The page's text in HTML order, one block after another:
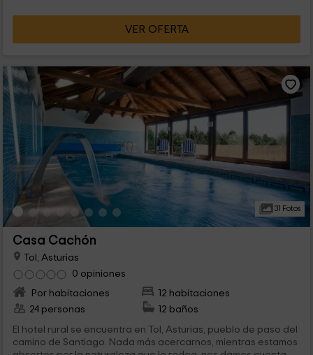
VER OFERTA
31 Fotos
Casa Cachón
Tol, Asturias
0 opiniones
Por habitaciones
12 habitaciones
24 personas
12 baños
El hotel rural se encuentra en Tol, Asturias, pueblo de paso del
camino de Santiago. Nada más acercarnos, mientras estamos